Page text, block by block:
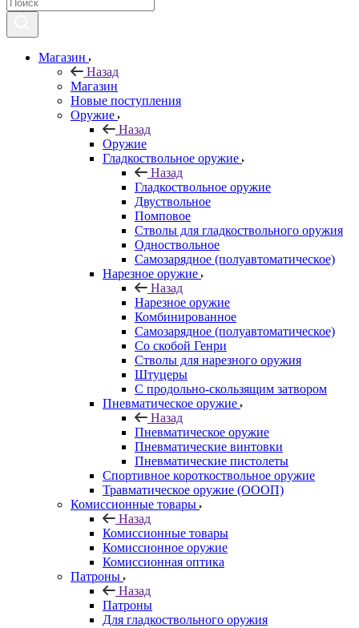
Магазин
Назад
Магазин
Новые поступления
Оружие
Назад
Оружие
Гладкоствольное оружие
Назад
Гладкоствольное оружие
Двуствольное
Помповое
Стволы для гладкоствольного оружия
Одноствольное
Самозарядное (полуавтоматическое)
Нарезное оружие
Назад
Нарезное оружие
Комбинированное
Самозарядное (полуавтоматическое)
Со скобой Генри
Стволы для нарезного оружия
Штуцеры
С продольно-скользящим затвором
Пневматическое оружие
Назад
Пневматическое оружие
Пневматические винтовки
Пневматические пистолеты
Спортивное короткоствольное оружие
Травматическое оружие (ОООП)
Комиссионные товары
Назад
Комиссионные товары
Комиссионное оружие
Комиссионная оптика
Патроны
Назад
Патроны
Для гладкоствольного оружия